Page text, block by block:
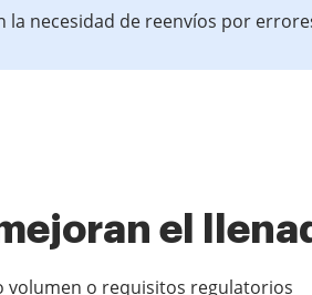
necesidad de reenvíos por
el
volumen o requisitos regulatorios